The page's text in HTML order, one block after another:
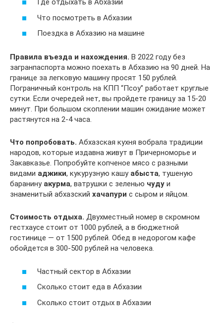
Где отдыхать в Абхазии
Что посмотреть в Абхазии
Поездка в Абхазию на машине
Правила въезда и нахождения. В 2022 году без
загранпаспорта можно поехать в Абхазию на 90 дней. На
границе за легковую машину просят 150 рублей.
Пограничный контроль на КПП “Псоу” работает круглые
сутки. Если очередей нет, вы пройдете границу за 15-20
минут. При большом скоплении машин ожидание может
растянутся на 2-4 часа.
Что попробовать. Абхазская кухня вобрала традиции
народов, которые издавна живут в Причерноморье и
Закавказье. Попробуйте копченое мясо с разными
видами аджики, кукурузную кашу абыста, тушеную
баранину акурма, ватрушки с зеленью чуду и
знаменитый абхазский хачапури с сыром и яйцом.
Стоимость отдыха. Двухместный номер в скромном
гестхаусе стоит от 1000 рублей, а в бюджетной
гостинице — от 1500 рублей. Обед в недорогом кафе
обойдется в 300-500 рублей на человека.
Частный сектор в Абхазии
Сколько стоит еда в Абхазии
Сколько стоит отдых в Абхазии